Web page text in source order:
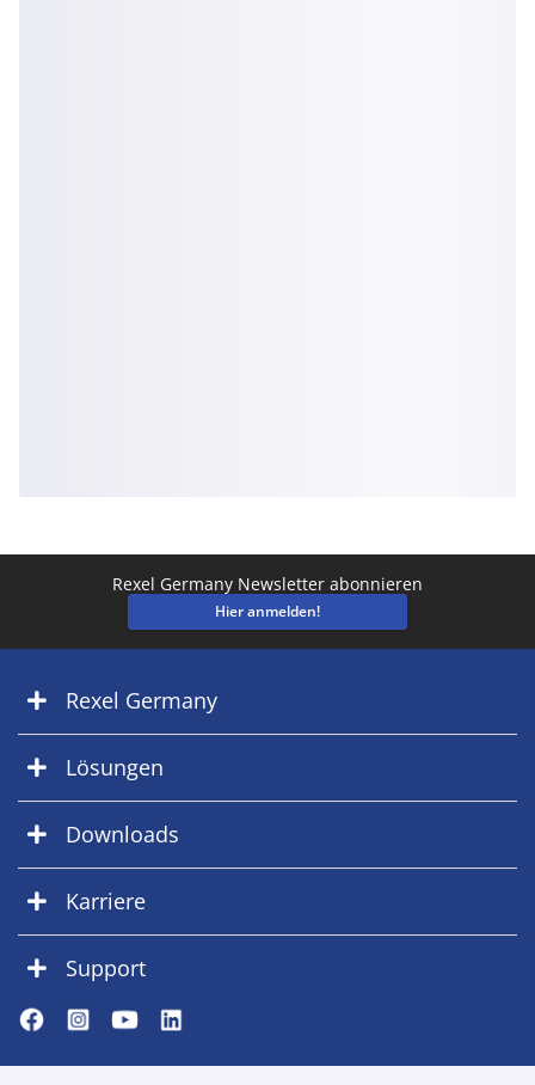
Rexel Germany Newsletter abonnieren
Hier anmelden!
Rexel Germany
Lösungen
Downloads
Karriere
Support